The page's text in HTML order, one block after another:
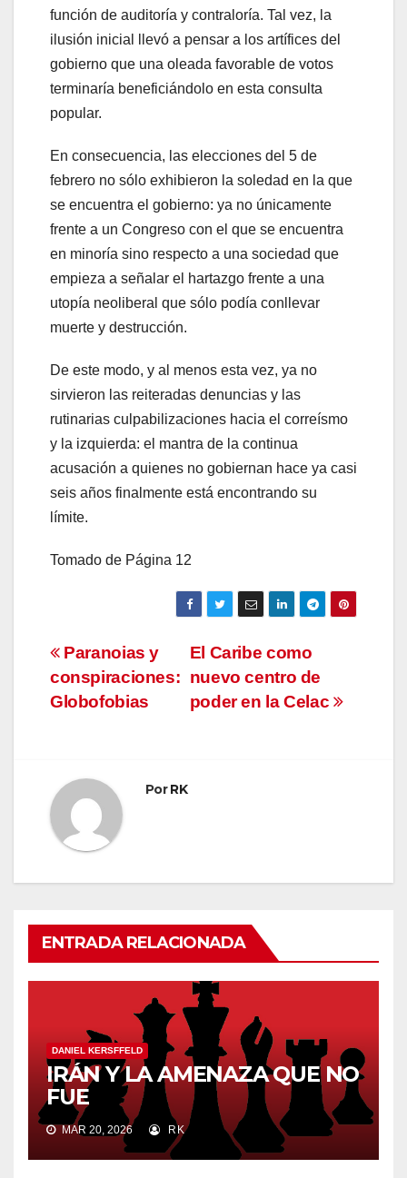
función de auditoría y contraloría. Tal vez, la
ilusión inicial llevó a pensar a los artífices del
gobierno que una oleada favorable de votos
terminaría beneficiándolo en esta consulta
popular.
En consecuencia, las elecciones del 5 de
febrero no sólo exhibieron la soledad en la que
se encuentra el gobierno: ya no únicamente
frente a un Congreso con el que se encuentra
en minoría sino respecto a una sociedad que
empieza a señalar el hartazgo frente a una
utopía neoliberal que sólo podía conllevar
muerte y destrucción.
De este modo, y al menos esta vez, ya no
sirvieron las reiteradas denuncias y las
rutinarias culpabilizaciones hacia el correísmo
y la izquierda: el mantra de la continua
acusación a quienes no gobiernan hace ya casi
seis años finalmente está encontrando su
límite.
Tomado de Página 12
Navegación
de
entradas
El Caribe como
nuevo centro de
poder en la Celac
Paranoias y
conspiraciones:
Globofobias
PorRK
ENTRADA RELACIONADA
DANIEL KERSFFELD
IRÁN Y LA AMENAZA QUE NO
FUE
MAR 20, 2026 RK